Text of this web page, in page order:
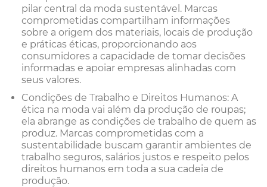
pilar central da moda sustentável. Marcas
comprometidas compartilham informações
sobre a origem dos materiais, locais de produção
e práticas éticas, proporcionando aos
consumidores a capacidade de tomar decisões
informadas e apoiar empresas alinhadas com
seus valores.
Condições de Trabalho e Direitos Humanos: A
ética na moda vai além da produção de roupas;
ela abrange as condições de trabalho de quem as
produz. Marcas comprometidas com a
sustentabilidade buscam garantir ambientes de
trabalho seguros, salários justos e respeito pelos
direitos humanos em toda a sua cadeia de
produção.